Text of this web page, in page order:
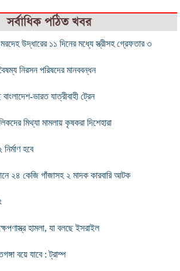
সর্বাধিক পঠিত খবর
উদ্ধারের ১১ দিনের মধ্যে স্ত্রীসহ গ্রেফতার ৩
নিরসন পরিষদের মানববন্ধন
ভারত যাত্রীবাহী ট্রেন
মিথ্যা মামলায় কৃষকরা দিশেহারা
হবে
২৪ কেজি গাঁজাসহ ২ মাদক কারবারি আটক
হামলা, যা বলছে ইসরাইল
বয়ে যাবে : ট্রাম্প